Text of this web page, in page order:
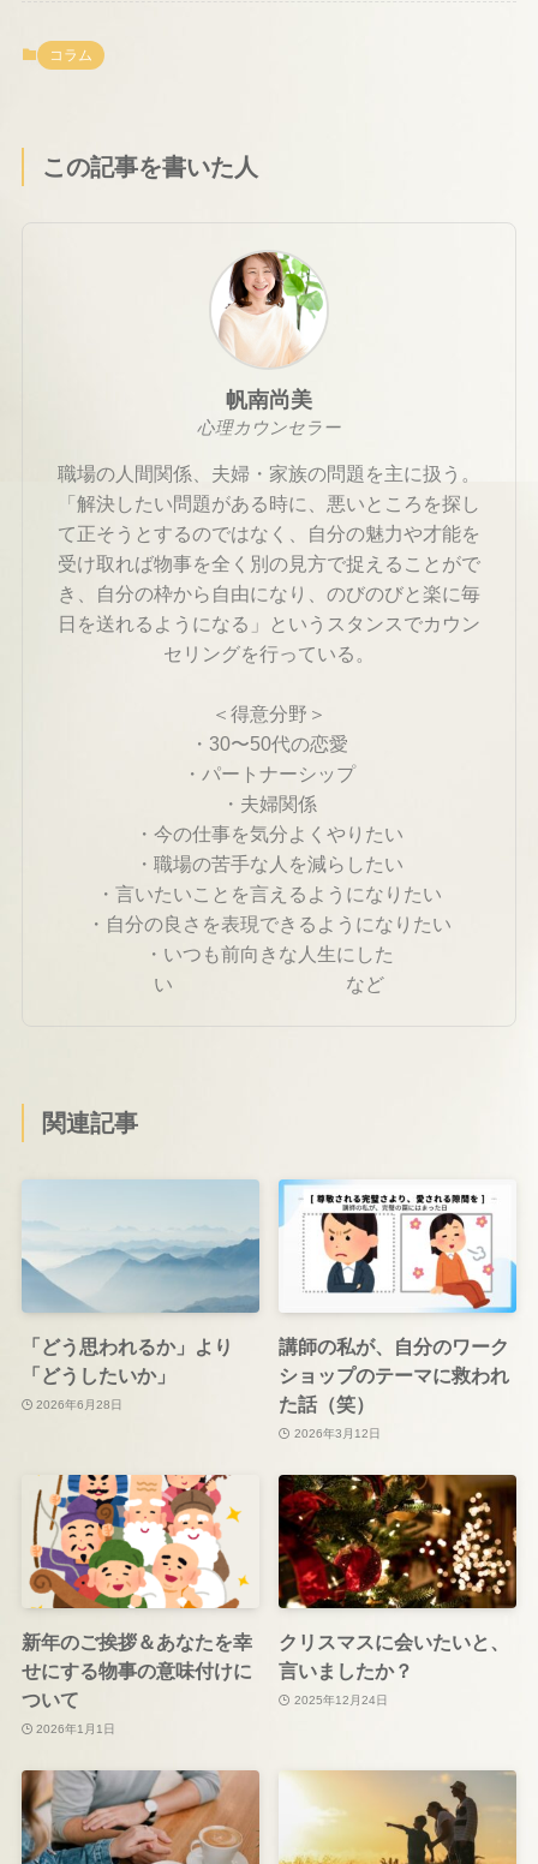
コラム
この記事を書いた人
帆南尚美
心理カウンセラー
職場の人間関係、夫婦・家族の問題を主に扱う。
「解決したい問題がある時に、悪いところを探し
て正そうとするのではなく、自分の魅力や才能を
受け取れば物事を全く別の見方で捉えることがで
き、自分の枠から自由になり、のびのびと楽に毎
日を送れるようになる」というスタンスでカウン
セリングを行っている。
＜得意分野＞
・30〜50代の恋愛
・パートナーシップ
・夫婦関係
・今の仕事を気分よくやりたい
・職場の苦手な人を減らしたい
・言いたいことを言えるようになりたい
・自分の良さを表現できるようになりたい
・いつも前向きな人生にした
い など
関連記事
「どう思われるか」より
「どうしたいか」
2026年6月28日
講師の私が、自分のワーク
ショップのテーマに救われ
た話（笑）
2026年3月12日
新年のご挨拶＆あなたを幸
せにする物事の意味付けに
ついて
2026年1月1日
クリスマスに会いたいと、
言いましたか？
2025年12月24日